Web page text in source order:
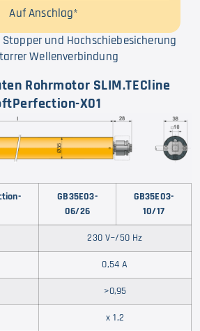
Auf Anschlag*
und Hochschiebesicherung
Wellenverbindung
Rohrmotor SLIM.TECline
X01
GB35E03-
06/26
GB35E03-
10/17
230 V~/50 Hz
0,54 A
>0,95
x 1,2